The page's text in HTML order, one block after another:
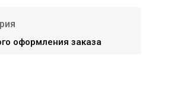
оформления заказа